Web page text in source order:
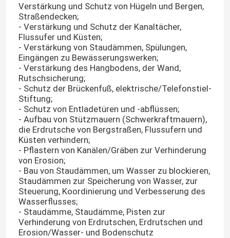
Verstärkung und Schutz von Hügeln und Bergen,
Straßendecken;
- Verstärkung und Schutz der Kanaltächer,
Flussufer und Küsten;
- Verstärkung von Staudämmen, Spülungen,
Eingängen zu Bewässerungswerken;
- Verstärkung des Hangbodens, der Wand,
Rutschsicherung;
- Schutz der Brückenfuß, elektrische/Telefonstiel-
Stiftung;
- Schutz von Entladetüren und -abflüssen;
- Aufbau von Stützmauern (Schwerkraftmauern),
die Erdrutsche von Bergstraßen, Flussufern und
Küsten verhindern;
- Pflastern von Kanälen/Gräben zur Verhinderung
von Erosion;
- Bau von Staudämmen, um Wasser zu blockieren,
Staudämmen zur Speicherung von Wasser, zur
Steuerung, Koordinierung und Verbesserung des
Wasserflusses;
- Staudämme, Staudämme, Pisten zur
Verhinderung von Erdrutschen, Erdrutschen und
Erosion/Wasser- und Bodenschutz